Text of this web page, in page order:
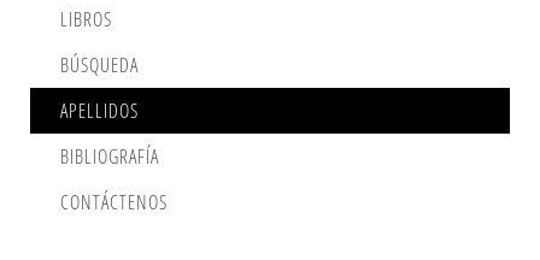
LIBROS
BÚSQUEDA
APELLIDOS
BIBLIOGRAFÍA
CONTÁCTENOS